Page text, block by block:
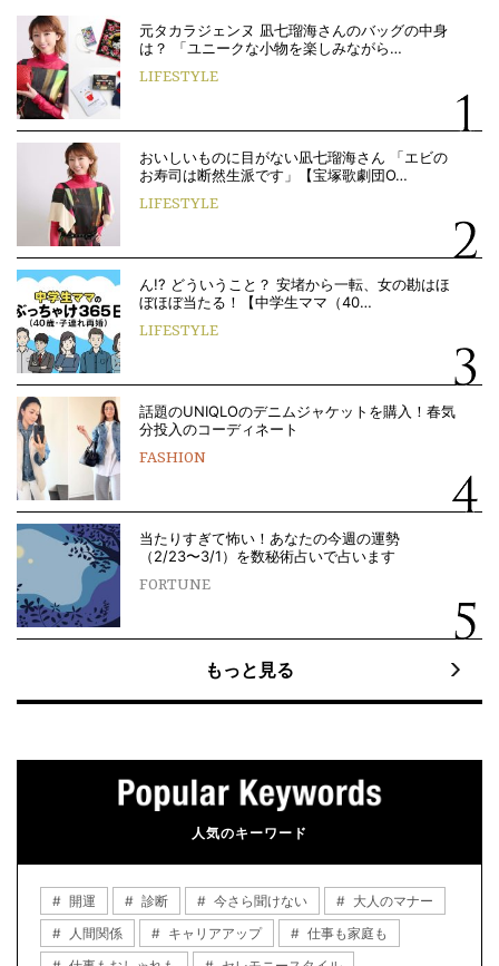
元タカラジェンヌ 凪七瑠海さんのバッグの中身
は？ 「ユニークな小物を楽しみながら…
LIFESTYLE
おいしいものに目がない凪七瑠海さん 「エビの
お寿司は断然生派です」【宝塚歌劇団O…
LIFESTYLE
ん!? どういうこと？ 安堵から一転、女の勘はほ
ぼほぼ当たる！【中学生ママ（40…
LIFESTYLE
話題のUNIQLOのデニムジャケットを購入！春気
分投入のコーディネート
FASHION
当たりすぎて怖い！あなたの今週の運勢
（2/23〜3/1）を数秘術占いで占います
FORTUNE
もっと見る
人気のキーワード
開運 診断 今さら聞けない
大人のマナー
人間関係
キャリアアップ
仕事も家庭も